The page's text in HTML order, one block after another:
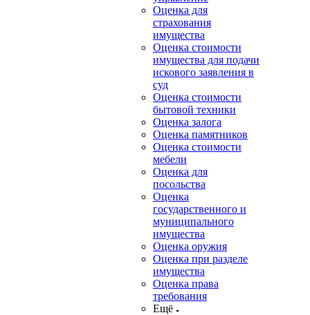
Оценка для
страхования
имущества
Оценка стоимости
имущества для подачи
искового заявления в
суд
Оценка стоимости
бытовой техники
Оценка залога
Оценка памятников
Оценка стоимости
мебели
Оценка для
посольства
Оценка
государственного и
муниципального
имущества
Оценка оружия
Оценка при разделе
имущества
Оценка права
требования
Ещё